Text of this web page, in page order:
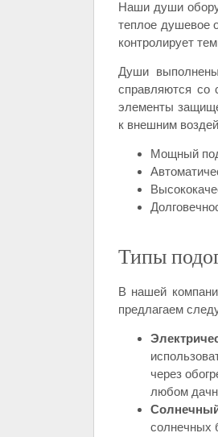
Наши души
теплое душевое
контролирует
Души
справляются со
элементы
к внешним
Мощный
Типы
В нашей
предлагаем
через
любом
солнечных